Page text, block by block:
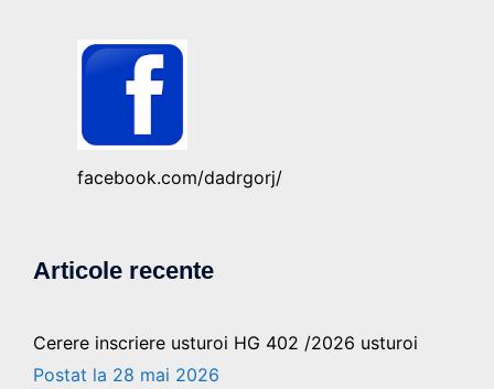
facebook.com/dadrgorj/
Articole recente
Cerere inscriere usturoi HG 402 /2026 usturoi
28 mai 2026